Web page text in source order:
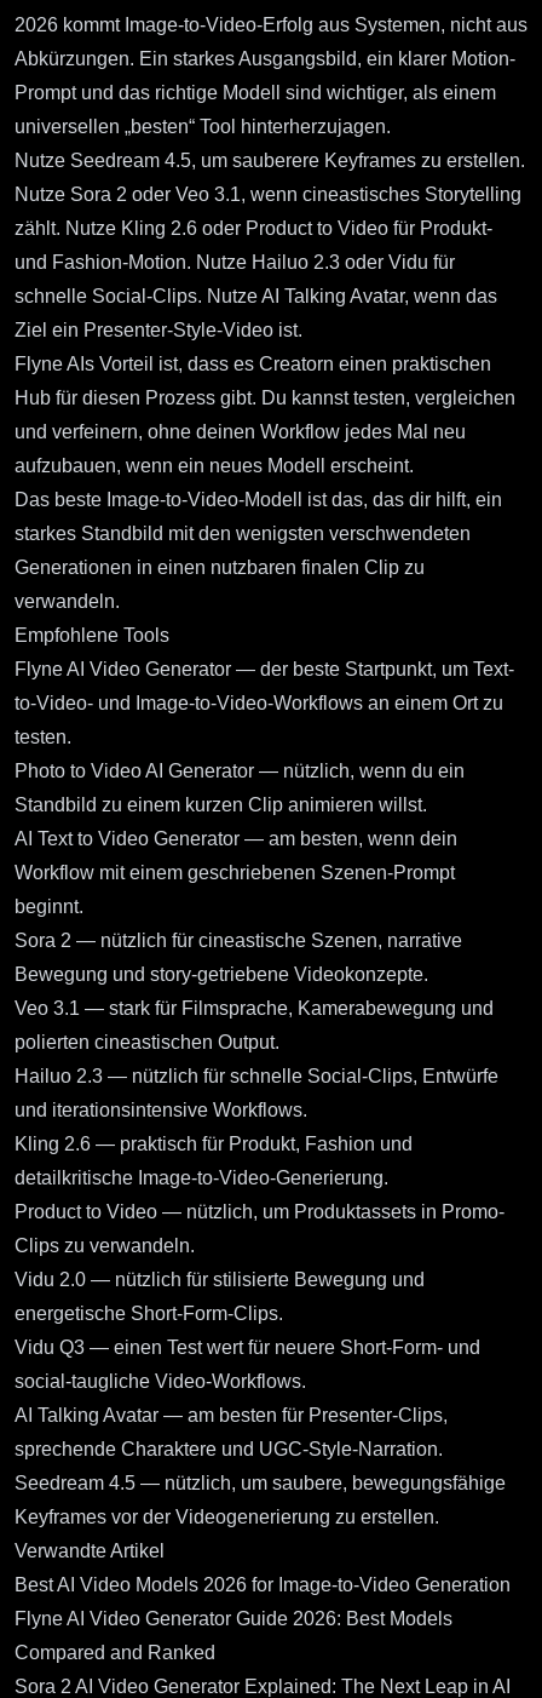
2026 kommt Image-to-Video-Erfolg aus Systemen, nicht aus
Abkürzungen. Ein starkes Ausgangsbild, ein klarer Motion-
Prompt und das richtige Modell sind wichtiger, als einem
universellen „besten“ Tool hinterherzujagen.
Nutze Seedream 4.5, um sauberere Keyframes zu erstellen.
Nutze Sora 2 oder Veo 3.1, wenn cineastisches Storytelling
zählt. Nutze Kling 2.6 oder Product to Video für Produkt-
und Fashion-Motion. Nutze Hailuo 2.3 oder Vidu für
schnelle Social-Clips. Nutze AI Talking Avatar, wenn das
Ziel ein Presenter-Style-Video ist.
Flyne AIs Vorteil ist, dass es Creatorn einen praktischen
Hub für diesen Prozess gibt. Du kannst testen, vergleichen
und verfeinern, ohne deinen Workflow jedes Mal neu
aufzubauen, wenn ein neues Modell erscheint.
Das beste Image-to-Video-Modell ist das, das dir hilft, ein
starkes Standbild mit den wenigsten verschwendeten
Generationen in einen nutzbaren finalen Clip zu
verwandeln.
Empfohlene Tools
Flyne AI Video Generator — der beste Startpunkt, um Text-
to-Video- und Image-to-Video-Workflows an einem Ort zu
testen.
Photo to Video AI Generator — nützlich, wenn du ein
Standbild zu einem kurzen Clip animieren willst.
AI Text to Video Generator — am besten, wenn dein
Workflow mit einem geschriebenen Szenen-Prompt
beginnt.
Sora 2 — nützlich für cineastische Szenen, narrative
Bewegung und story-getriebene Videokonzepte.
Veo 3.1 — stark für Filmsprache, Kamerabewegung und
polierten cineastischen Output.
Hailuo 2.3 — nützlich für schnelle Social-Clips, Entwürfe
und iterationsintensive Workflows.
Kling 2.6 — praktisch für Produkt, Fashion und
detailkritische Image-to-Video-Generierung.
Product to Video — nützlich, um Produktassets in Promo-
Clips zu verwandeln.
Vidu 2.0 — nützlich für stilisierte Bewegung und
energetische Short-Form-Clips.
Vidu Q3 — einen Test wert für neuere Short-Form- und
social-taugliche Video-Workflows.
AI Talking Avatar — am besten für Presenter-Clips,
sprechende Charaktere und UGC-Style-Narration.
Seedream 4.5 — nützlich, um saubere, bewegungsfähige
Keyframes vor der Videogenerierung zu erstellen.
Verwandte Artikel
Best AI Video Models 2026 for Image-to-Video Generation
Flyne AI Video Generator Guide 2026: Best Models
Compared and Ranked
Sora 2 AI Video Generator Explained: The Next Leap in AI